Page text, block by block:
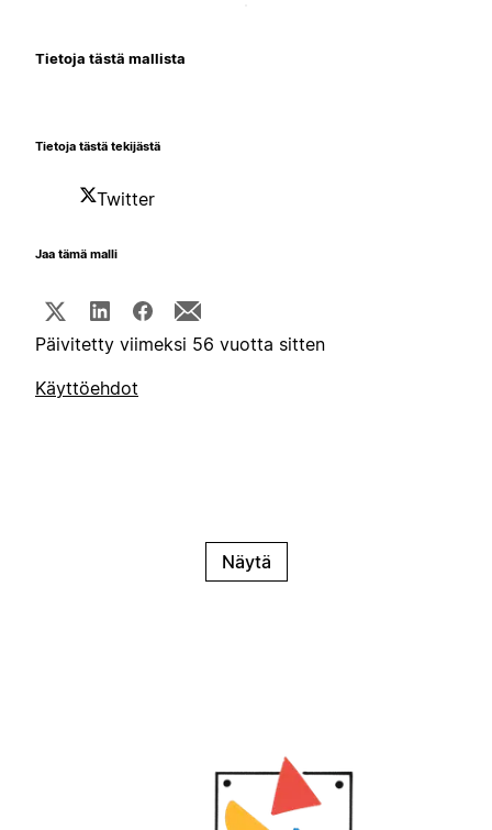
Tietoja tästä mallista
Tietoja tästä tekijästä
Twitter
Jaa tämä malli
Päivitetty viimeksi 56 vuotta sitten
Käyttöehdot
Näytä